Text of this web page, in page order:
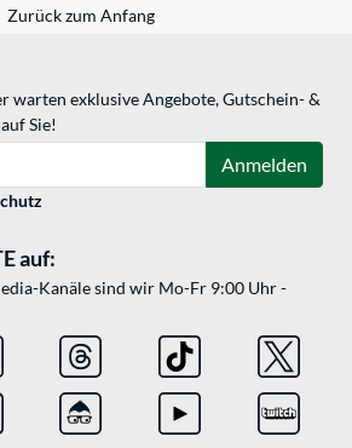
Zurück zum Anfang
warten exklusive Angebote, Gutschein- &
Sie!
Anmelden
auf:
Kanäle sind wir Mo-Fr 9:00 Uhr -